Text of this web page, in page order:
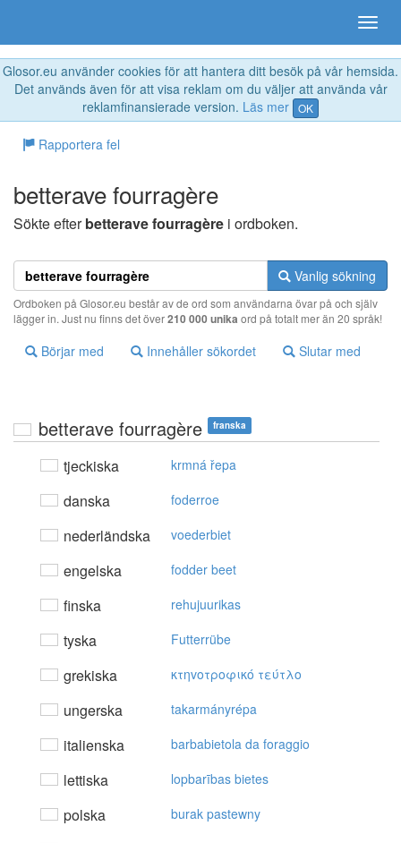
Glosor.eu använder cookies för att hantera ditt besök på vår hemsida.
Det används även för att visa reklam om du väljer att använda vår
reklamfinansierade version. Läs mer OK
Rapportera fel
betterave fourragère
Sökte efterbetterave fourragère i ordboken.
Vanlig sökning
Ordboken på Glosor.eu består av de ord som användarna övar på och själv
lägger in. Just nu finns det över210 000 unika ord på totalt mer än 20 språk!
Börjar med Innehåller sökordet Slutar med
betterave fourragère franska
tjeckiska krmná řepa
danska foderroe
nederländska voederbiet
engelska fodder beet
finska rehujuurikas
tyska Futterrübe
grekiska κτηvoτρoφικό τεύτλo
ungerska takarmányrépa
italienska barbabietola da foraggio
lettiska lopbarības bietes
polska burak pastewny